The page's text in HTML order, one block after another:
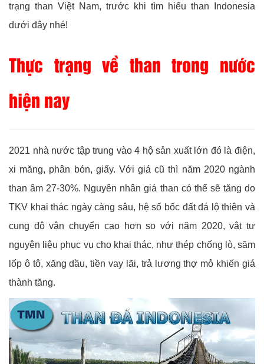
trạng than Việt Nam, trước khi tìm hiểu than Indonesia
dưới đây nhé!
Thực trạng về than trong nước
hiện nay
2021 nhà nước tập trung vào 4 hộ sản xuất lớn đó là điện,
xi măng, phân bón, giấy. Với giá cũ thì năm 2020 ngành
than âm 27-30%. Nguyên nhân giá than có thể sẽ tăng do
TKV khai thác ngày càng sâu, hệ số bốc đất đá lộ thiên và
cung độ vận chuyển cao hơn so với năm 2020, vật tư
nguyên liệu phục vụ cho khai thác, như thép chống lò, săm
lốp ô tô, xăng dầu, tiền vay lãi, trả lương thợ mỏ khiến giá
thành tăng.